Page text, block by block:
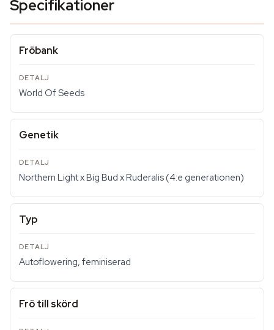
Specifikationer
Fröbank
World Of Seeds
Genetik
Northern Light x Big Bud x Ruderalis (4:e generationen)
Typ
Autoflowering, feminiserad
Frö till skörd